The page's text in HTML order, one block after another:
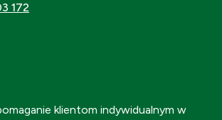
172
klientom indywidualnym w